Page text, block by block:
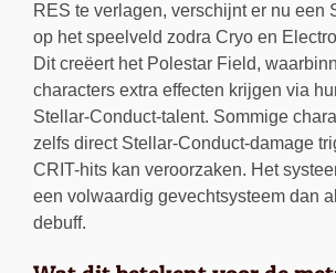
RES te verlagen, verschijnt er nu een
op het speelveld zodra Cryo en
Dit creëert het Polestar Field,
characters extra effecten krijgen via
Stellar-Conduct-talent. Sommige
zelfs direct Stellar-Conduct-damage
CRIT-hits kan veroorzaken. Het
een volwaardig gevechtsysteem dan
debuff.